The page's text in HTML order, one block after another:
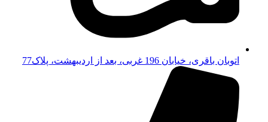
اتوبان باقری، خیابان 196 غربی، بعد از اردیبهشت، پلاک77